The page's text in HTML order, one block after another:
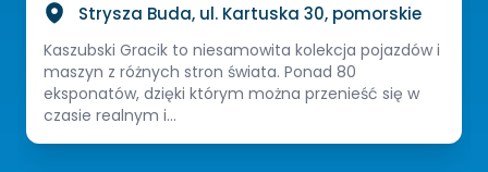
Strysza Buda, ul. Kartuska 30, pomorskie
Kaszubski Gracik to niesamowita kolekcja pojazdów i
maszyn z różnych stron świata. Ponad 80
eksponatów, dzięki którym można przenieść się w
czasie realnym i...